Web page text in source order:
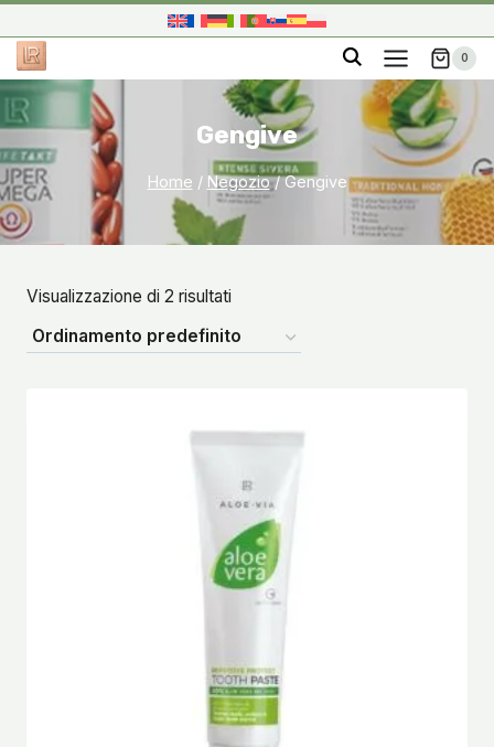
al
contenuto
0
Gengive
Home / Negozio / Gengive
Visualizzazione di 2 risultati